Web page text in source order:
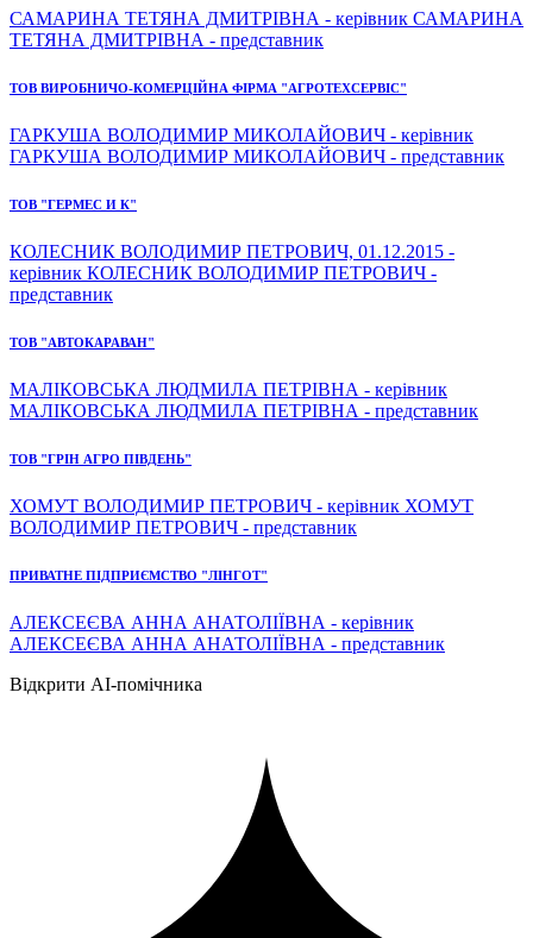
САМАРИНА ТЕТЯНА ДМИТРІВНА - керівник САМАРИНА
ТЕТЯНА ДМИТРІВНА - представник
ТОВ ВИРОБНИЧО-КОМЕРЦІЙНА ФІРМА "АГРОТЕХСЕРВІС"
ГАРКУША ВОЛОДИМИР МИКОЛАЙОВИЧ - керівник
ГАРКУША ВОЛОДИМИР МИКОЛАЙОВИЧ - представник
ТОВ "ГЕРМЕС И К"
КОЛЕСНИК ВОЛОДИМИР ПЕТРОВИЧ, 01.12.2015 -
керівник КОЛЕСНИК ВОЛОДИМИР ПЕТРОВИЧ -
представник
ТОВ "АВТОКАРАВАН"
МАЛІКОВСЬКА ЛЮДМИЛА ПЕТРІВНА - керівник
МАЛІКОВСЬКА ЛЮДМИЛА ПЕТРІВНА - представник
ТОВ "ГРІН АГРО ПІВДЕНЬ"
ХОМУТ ВОЛОДИМИР ПЕТРОВИЧ - керівник ХОМУТ
ВОЛОДИМИР ПЕТРОВИЧ - представник
ПРИВАТНЕ ПІДПРИЄМСТВО "ЛІНГОТ"
АЛЕКСЕЄВА АННА АНАТОЛІЇВНА - керівник
АЛЕКСЕЄВА АННА АНАТОЛІЇВНА - представник
Відкрити AI-помічника